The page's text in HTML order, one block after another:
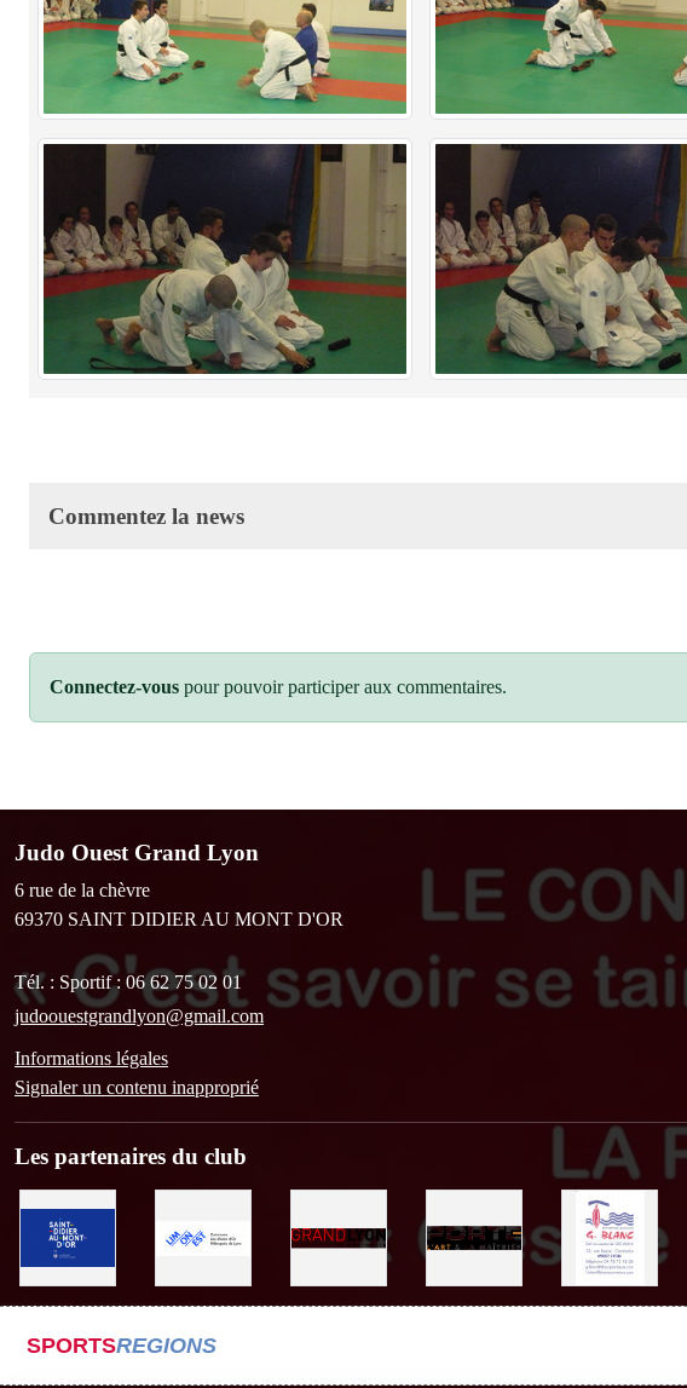
Commentez la news
Connectez-vous pour pouvoir participer aux commentaires.
Judo Ouest Grand Lyon
6 rue de la chèvre
69370 SAINT DIDIER AU MONT D'OR
Tél. : Sportif : 06 62 75 02 01
judoouestgrandlyon@gmail.com
Informations légales
Signaler un contenu inapproprié
Les partenaires du club
SPORTSREGIONS